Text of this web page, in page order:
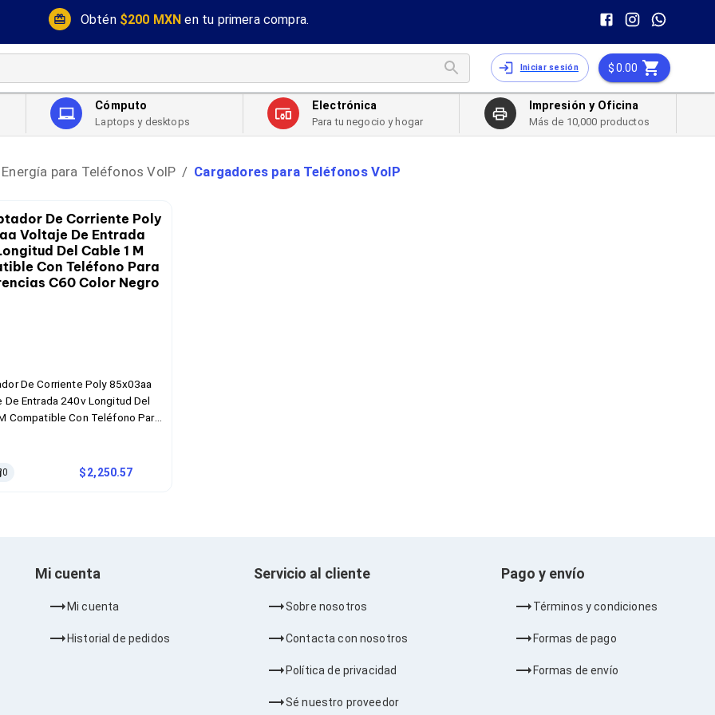
Obtén $200 MXN en tu primera compra.
Iniciar sesión 0.00
Cómputo
Laptops y desktops
Electrónica
Para tu negocio y hogar
Impresión y Oficina
Más de 10,000 productos
Energía para Teléfonos VoIP / Cargadores para Teléfonos VoIP
De Corriente Poly 85x03aa
De Entrada 240v Longitud Del
Compatible Con Teléfono Para
0 2,250.57
Mi cuenta
Mi cuenta
Historial de pedidos
Servicio al cliente
Sobre nosotros
Contacta con nosotros
Política de privacidad
Sé nuestro proveedor
Pago y envío
Términos y condiciones
Formas de pago
Formas de envío